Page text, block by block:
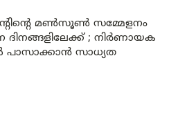
മൺസൂൺ സമ്മേളനം
; നിർണായക
പാസാക്കാൻ സാധ്യത